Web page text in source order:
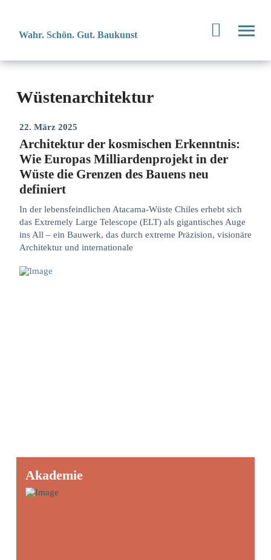
Wahr. Schön. Gut. Baukunst
Wüstenarchitektur
22. März 2025
Architektur der kosmischen Erkenntnis:
Wie Europas Milliardenprojekt in der
Wüste die Grenzen des Bauens neu
definiert
In der lebensfeindlichen Atacama-Wüste Chiles erhebt sich
das Extremely Large Telescope (ELT) als gigantisches Auge
ins All – ein Bauwerk, das durch extreme Präzision, visionäre
Architektur und internationale
Akademie